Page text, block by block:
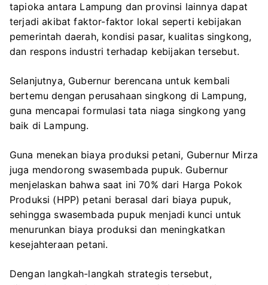
tapioka antara Lampung dan provinsi lainnya dapat
terjadi akibat faktor-faktor lokal seperti kebijakan
pemerintah daerah, kondisi pasar, kualitas singkong,
dan respons industri terhadap kebijakan tersebut.
Selanjutnya, Gubernur berencana untuk kembali
bertemu dengan perusahaan singkong di Lampung,
guna mencapai formulasi tata niaga singkong yang
baik di Lampung.
Guna menekan biaya produksi petani, Gubernur Mirza
juga mendorong swasembada pupuk. Gubernur
menjelaskan bahwa saat ini 70% dari Harga Pokok
Produksi (HPP) petani berasal dari biaya pupuk,
sehingga swasembada pupuk menjadi kunci untuk
menurunkan biaya produksi dan meningkatkan
kesejahteraan petani.
Dengan langkah-langkah strategis tersebut,